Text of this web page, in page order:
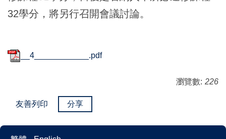
32學分，將另行召開會議討論。
__4____________.pdf
瀏覽數: 226
友善列印 分享